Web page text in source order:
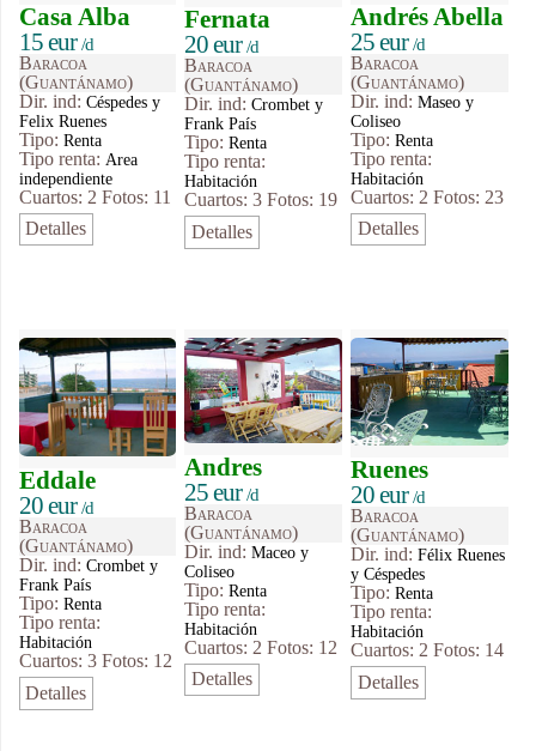
Casa Alba
15 eur/d
Baracoa
(Guantánamo)
Dir. ind: Céspedes y
Felix Ruenes
Tipo: Renta
Tipo renta: Area
independiente
Cuartos: 2 Fotos: 11
Detalles
Fernata
20 eur/d
Baracoa
(Guantánamo)
Dir. ind:Crombet y
Frank País
Tipo:Renta
Tipo renta:
Habitación
Cuartos: 3 Fotos: 19
Detalles
Andrés Abella
25 eur/d
Baracoa
(Guantánamo)
Dir. ind:Maseo y
Coliseo
Tipo:Renta
Tipo renta:
Habitación
Cuartos: 2 Fotos: 23
Detalles
Eddale
20 eur/d
Baracoa
(Guantánamo)
Dir. ind: Crombet y
Frank País
Tipo: Renta
Tipo renta:
Habitación
Cuartos: 3 Fotos: 12
Detalles
Andres
25 eur/d
Baracoa
(Guantánamo)
Dir. ind:Maceo y
Coliseo
Tipo:Renta
Tipo renta:
Habitación
Cuartos: 2 Fotos: 12
Detalles
Ruenes
20 eur/d
Baracoa
(Guantánamo)
Dir. ind:Félix Ruenes
y Céspedes
Tipo:Renta
Tipo renta:
Habitación
Cuartos: 2 Fotos: 14
Detalles